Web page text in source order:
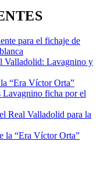
para el fichaje de
Valladolid: Lavagnino y
“Era Víctor Orta”
ficha por el
Real Valladolid para la
la “Era Víctor Orta”